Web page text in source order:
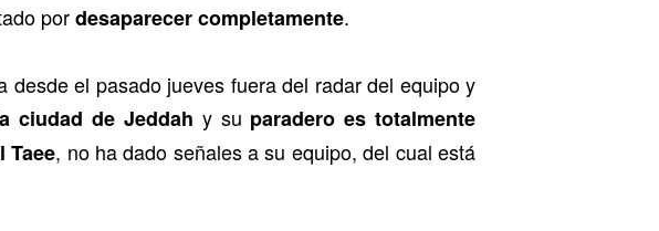
pordesaparecer completamente.
el pasado jueves fuera del radar del equipo y
ciudad de Jeddah y su paradero es totalmente
Taee, no ha dado señales a su equipo, del cual está